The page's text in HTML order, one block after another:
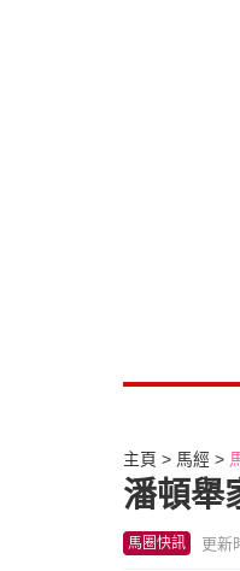
主頁 馬經
潘頓舉
馬圈快訊 更新